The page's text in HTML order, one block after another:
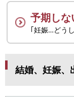
予期し
｢妊娠…どう
結婚、妊娠、